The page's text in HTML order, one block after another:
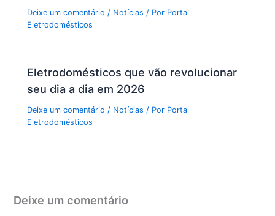
Deixe um comentário / Notícias / Por Portal
Eletrodomésticos
Eletrodomésticos que vão revolucionar
seu dia a dia em 2026
Deixe um comentário / Notícias / Por Portal
Eletrodomésticos
Deixe um comentário